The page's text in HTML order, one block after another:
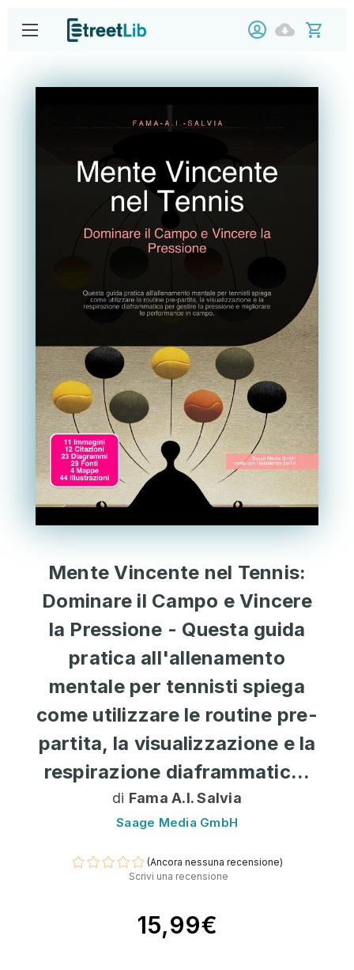
Mente Vincente nel Tennis:
Dominare il Campo e Vincere
la Pressione - Questa guida
pratica all'allenamento
mentale per tennisti spiega
come utilizzare le routine pre-
partita, la visualizzazione e la
respirazione diaframmatic...
di Fama A.I. Salvia
Saage Media GmbH
(Ancora nessuna recensione)
Scrivi una recensione
15,99€